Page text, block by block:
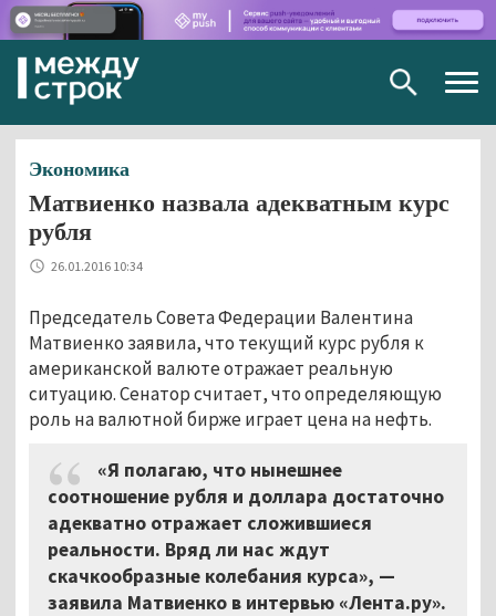
Экономика
Матвиенко назвала адекватным курс
рубля
26.01.2016 10:34
Председатель Совета Федерации Валентина
Матвиенко заявила, что текущий курс рубля к
американской валюте отражает реальную
ситуацию. Сенатор считает, что определяющую
роль на валютной бирже играет цена на нефть.
«Я полагаю, что нынешнее
соотношение рубля и доллара достаточно
адекватно отражает сложившиеся
реальности. Вряд ли нас ждут
скачкообразные колебания курса», —
заявила Матвиенко в интервью «Лента.ру».